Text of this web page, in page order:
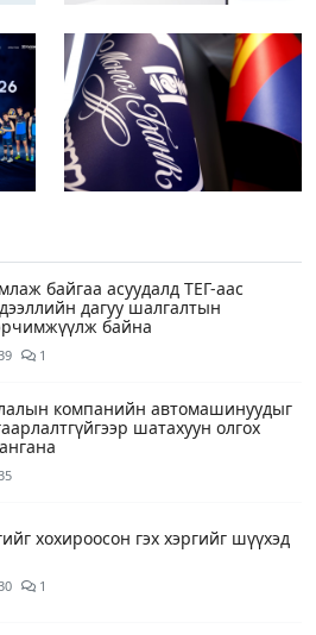
байгаа асуудалд ТЕГ-аас
дагуу шалгалтын
байна
1
компанийн автомашинуудыг
шатахуун олгох
хохироосон гэх хэргийг шүүхэд
1